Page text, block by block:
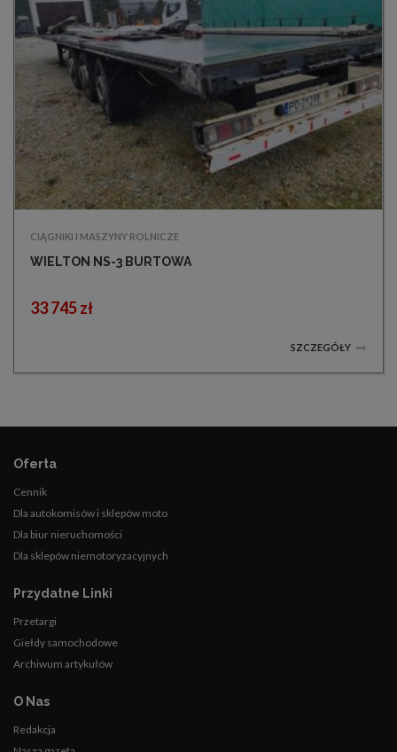
CIĄGNIKI I MASZYNY ROLNICZE
WIELTON NS-3 BURTOWA
33 745 zł
SZCZEGÓŁY
Oferta
Cennik
Dla autokomisów i sklepów moto
Dla biur nieruchomości
Dla sklepów niemotoryzacyjnych
Przydatne Linki
Przetargi
Giełdy samochodowe
Archiwum artykułów
O Nas
Redakcja